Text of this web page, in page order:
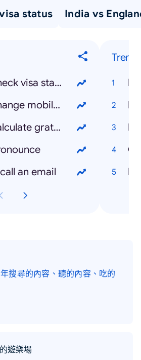
status India vs
How to check visa status
How to change mobile number in emirates id
How to calculate gratuity in the UAE
an email
搜尋的內容、聽的內容、吃的
遊樂場